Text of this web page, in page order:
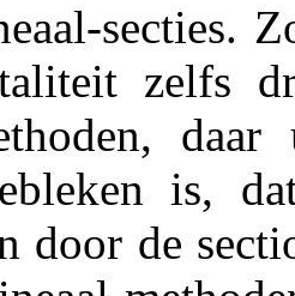
secties.
zelfs
is,
door de